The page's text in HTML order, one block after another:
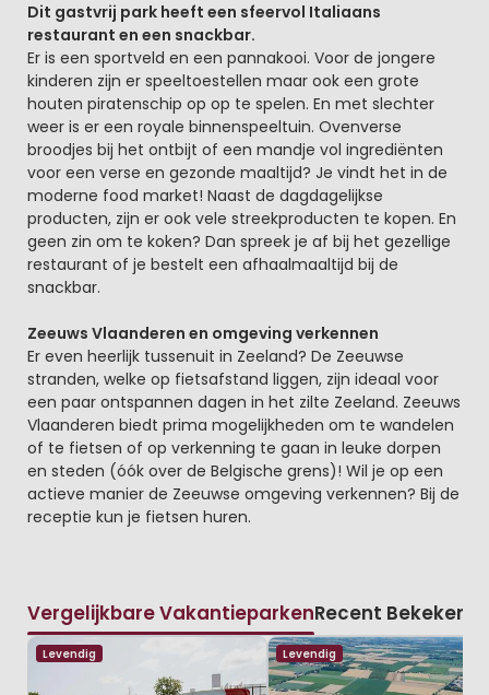
Dit gastvrij park heeft een sfeervol Italiaans
restaurant en een snackbar.
Er is een sportveld en een pannakooi. Voor de jongere
kinderen zijn er speeltoestellen maar ook een grote
houten piratenschip op op te spelen. En met slechter
weer is er een royale binnenspeeltuin. Ovenverse
broodjes bij het ontbijt of een mandje vol ingrediënten
voor een verse en gezonde maaltijd? Je vindt het in de
moderne food market! Naast de dagdagelijkse
producten, zijn er ook vele streekproducten te kopen. En
geen zin om te koken? Dan spreek je af bij het gezellige
restaurant of je bestelt een afhaalmaaltijd bij de
snackbar.
Zeeuws Vlaanderen en omgeving verkennen
Er even heerlijk tussenuit in Zeeland? De Zeeuwse
stranden, welke op fietsafstand liggen, zijn ideaal voor
een paar ontspannen dagen in het zilte Zeeland. Zeeuws
Vlaanderen biedt prima mogelijkheden om te wandelen
of te fietsen of op verkenning te gaan in leuke dorpen
en steden (óók over de Belgische grens)! Wil je op een
actieve manier de Zeeuwse omgeving verkennen? Bij de
receptie kun je fietsen huren.
Vergelijkbare VakantieparkenRecent Bekeken
Levendig Levendig